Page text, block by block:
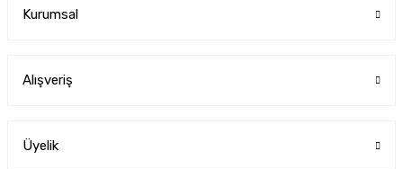
Kurumsal
Alışveriş
Üyelik